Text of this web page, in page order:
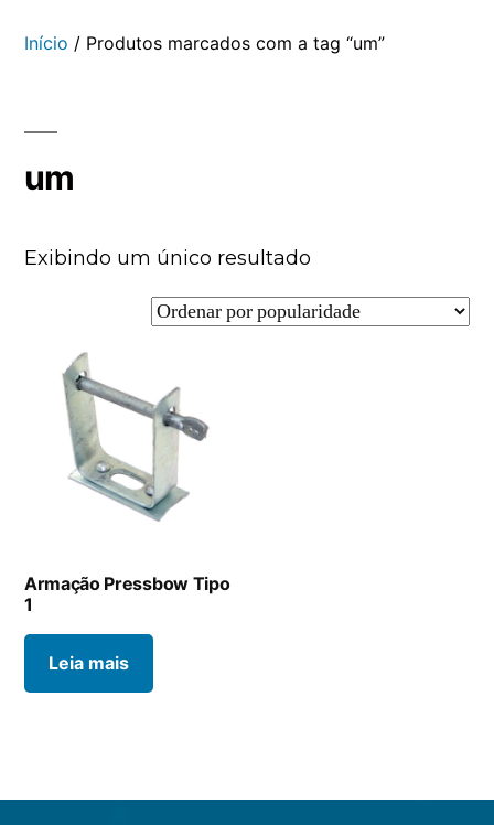
Início / Produtos marcados com a tag “um”
um
Exibindo um único resultado
Armação Pressbow Tipo
1
Leia mais